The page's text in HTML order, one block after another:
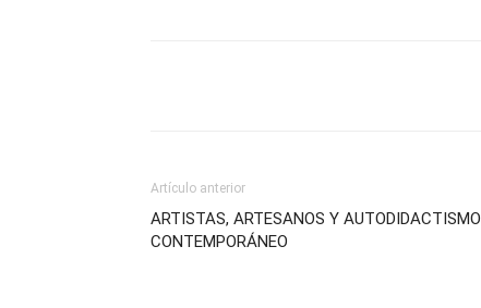
Artículo anterior
ARTISTAS, ARTESANOS Y AUTODIDACTISMO
CONTEMPORÁNEO